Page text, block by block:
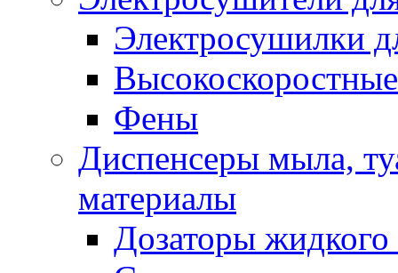
Электросушилки
Фены
Диспенсеры мыла,
материалы
Дозаторы